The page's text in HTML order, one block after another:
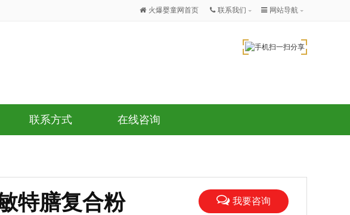
火爆婴童网首页 联系我们 网站导航
联系方式 在线咨询
我要咨询
特膳复合粉